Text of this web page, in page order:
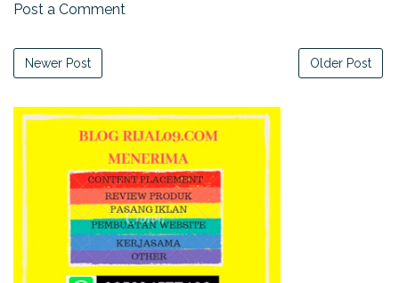
Post a Comment
Newer Post Older Post